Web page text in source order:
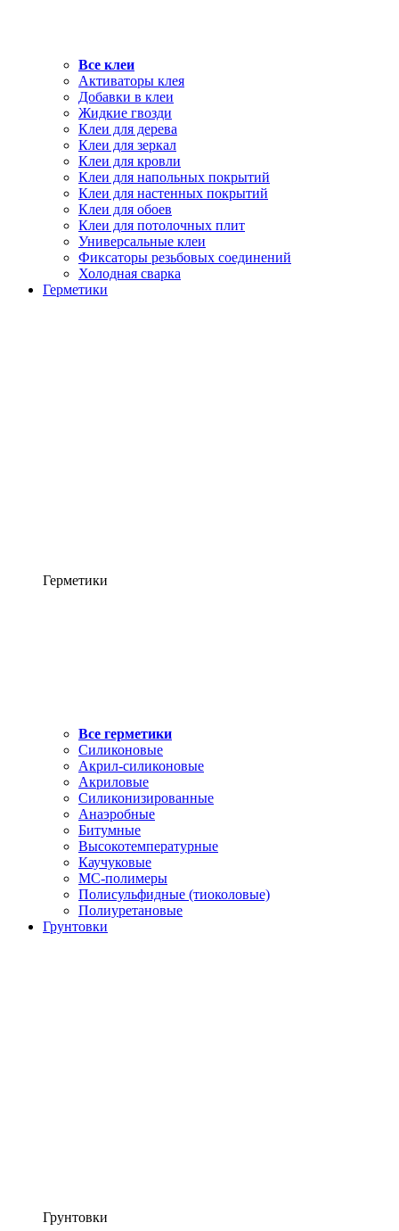
Все клеи
Активаторы клея
Добавки в клеи
Жидкие гвозди
Клеи для дерева
Клеи для зеркал
Клеи для кровли
Клеи для напольных покрытий
Клеи для настенных покрытий
Клеи для обоев
Клеи для потолочных плит
Универсальные клеи
Фиксаторы резьбовых соединений
Холодная сварка
Герметики
Герметики
Все герметики
Силиконовые
Акрил-силиконовые
Акриловые
Силиконизированные
Анаэробные
Битумные
Высокотемпературные
Каучуковые
МС-полимеры
Полисульфидные (тиоколовые)
Полиуретановые
Грунтовки
Грунтовки